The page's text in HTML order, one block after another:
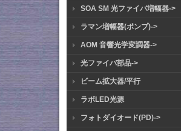
SOA SM 光ファイバ増幅器->
ラマン増幅器(ポンプ)->
AOM 音響光学変調器->
光ファイバ部品->
ビーム拡大器/平行
ラボLED光源
フォトダイオード(PD)->